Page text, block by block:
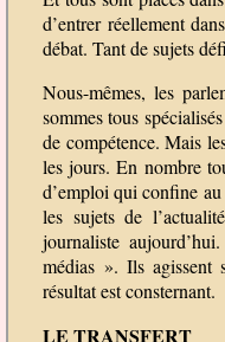
d’entrer réellement
débat. Tant de sujets
Nous-mêmes, les
sommes tous
de compétence. Mais
les jours. En nombre
d’emploi qui confine
les sujets de
journaliste
médias ». Ils agissent
résultat est consternant.
LE TRANSFERT